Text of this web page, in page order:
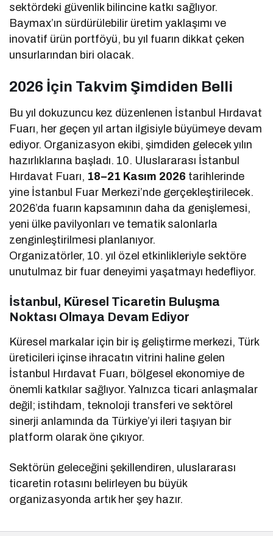
sektördeki güvenlik bilincine katkı sağlıyor.
Baymax’ın sürdürülebilir üretim yaklaşımı ve
inovatif ürün portföyü, bu yıl fuarın dikkat çeken
unsurlarından biri olacak.
2026 İçin Takvim Şimdiden Belli
Bu yıl dokuzuncu kez düzenlenen İstanbul Hırdavat
Fuarı, her geçen yıl artan ilgisiyle büyümeye devam
ediyor. Organizasyon ekibi, şimdiden gelecek yılın
hazırlıklarına başladı. 10. Uluslararası İstanbul
Hırdavat Fuarı, 18–21 Kasım 2026 tarihlerinde
yine İstanbul Fuar Merkezi’nde gerçekleştirilecek.
2026’da fuarın kapsamının daha da genişlemesi,
yeni ülke pavilyonları ve tematik salonlarla
zenginleştirilmesi planlanıyor.
Organizatörler, 10. yıl özel etkinlikleriyle sektöre
unutulmaz bir fuar deneyimi yaşatmayı hedefliyor.
İstanbul, Küresel Ticaretin Buluşma
Noktası Olmaya Devam Ediyor
Küresel markalar için bir iş geliştirme merkezi, Türk
üreticileri içinse ihracatın vitrini haline gelen
İstanbul Hırdavat Fuarı, bölgesel ekonomiye de
önemli katkılar sağlıyor. Yalnızca ticari anlaşmalar
değil; istihdam, teknoloji transferi ve sektörel
sinerji anlamında da Türkiye’yi ileri taşıyan bir
platform olarak öne çıkıyor.
Sektörün geleceğini şekillendiren, uluslararası
ticaretin rotasını belirleyen bu büyük
organizasyonda artık her şey hazır.